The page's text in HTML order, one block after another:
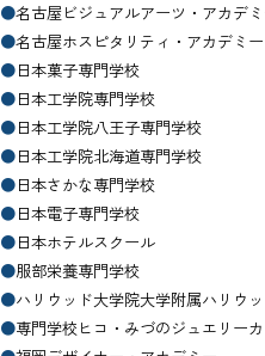
●名古屋ビジュアルアーツ・アカデ
●名古屋ホスピタリティ・アカデミー
●日本菓子専門学校
●日本工学院専門学校
●日本工学院八王子専門学校
●日本工学院北海道専門学校
●日本さかな専門学校
●日本電子専門学校
●日本ホテルスクール
●服部栄養専門学校
●ハリウッド大学院大学附属ハリウ
●専門学校ヒコ・みづのジュエリー